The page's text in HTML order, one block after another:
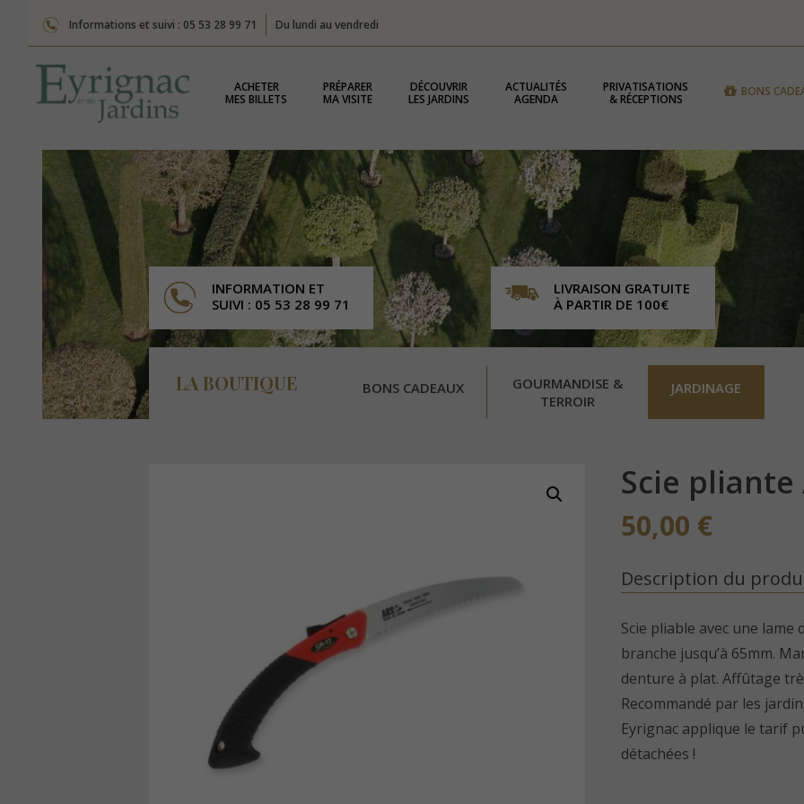
Informations et suivi : 05 53 28 99 71 Du lundi au vendredi
ACHETER
MES BILLETS
PRÉPARER
MA VISITE
DÉCOUVRIR
LES JARDINS
ACTUALITÉS
AGENDA
PRIVATISATIONS
& RÉCEPTIONS
BONS
INFORMATION ET
SUIVI : 05 53 28 99 71
LIVRAISON GRATUITE
À PARTIR DE 100€
LA BOUTIQUE BONS CADEAUX
GOURMANDISE &
TERROIR
JARDINAGE
Scie pliante
50,00 €
Description du
Scie pliable avec une
branche jusqu’à 65mm.
denture à plat. Affûtage
Recommandé par les
Eyrignac applique le tarif
détachées !